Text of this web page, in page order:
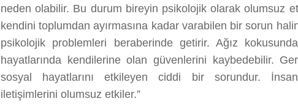
neden olabilir. Bu durum bireyin psikolojik olarak olumsuz
kendini toplumdan ayırmasına kadar varabilen bir sorun
psikolojik problemleri beraberinde getirir. Ağız
hayatlarında kendilerine olan güvenlerini kaybedebilir.
sosyal hayatlarını etkileyen ciddi bir sorundur.
iletişimlerini olumsuz etkiler.”